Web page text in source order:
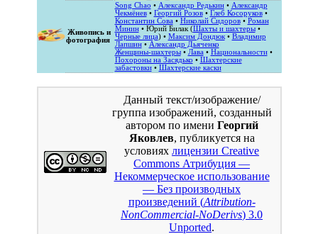
Живопись и
фотография
Song Chao • Александр Редькин• Александр
Чекмёнев• Георгий Розов• Глеб Косоруков•
Константин Сова• Николай Сидоров• Роман
Минин• Юрий Билак (Шахты и шахтеры•
Черные лица) • Максим Дондюк• Владимир
Лапшин• Александр Дьяченко
Женщины-шахтеры• Лава• Национальности•
Похороны на Засядько • Шахтерские
забастовки• Шахтерские каски
Данный текст/изображение/
группа изображений, созданный
автором по имени Георгий
Яковлев, публикуется на
условиях лицензии Creative
Commons Атрибуция —
Некоммерческое использование
— Без производных
произведений (Attribution-
NonCommercial-NoDerivs) 3.0
Unported.